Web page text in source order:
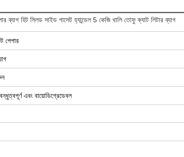
ব্যাগ হিট সিলড সাইড গাসেট হ্যান্ডেল 5 কেজি খালি তোফু ক্যাট লিটার ব্যাগ
পেপার
এবং বায়োডিগ্রেডেবল